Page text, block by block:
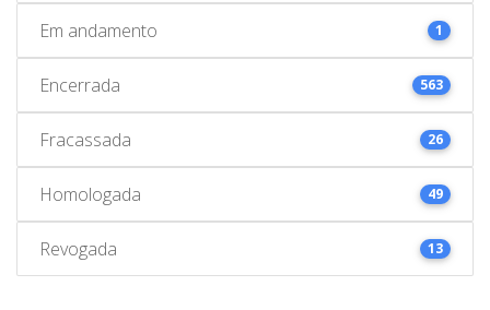
Em andamento 1
Encerrada 563
Fracassada 26
Homologada 49
Revogada 13